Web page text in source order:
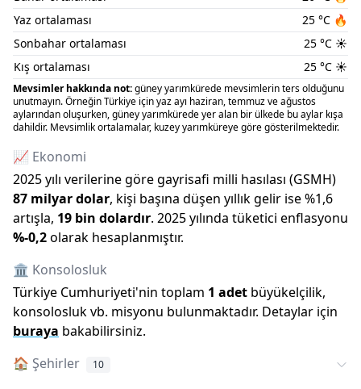
Yaz ortalaması
25 °C 🔥
Sonbahar ortalaması
25 °C ☀️
Kış ortalaması
25 °C ☀️
Mevsimler hakkında not:güney yarımkürede mevsimlerin ters olduğunu
unutmayın. Örneğin Türkiye için yaz ayı haziran, temmuz ve ağustos
aylarından oluşurken, güney yarımkürede yer alan bir ülkede bu aylar kışa
dahildir. Mevsimlik ortalamalar, kuzey yarımküreye göre gösterilmektedir.
📈 Ekonomi
2025yılı verilerine göre gayrisafi milli hasılası (GSMH)
87 milyardolar, kişi başına düşen yıllık gelir ise %1,6
artışla, 19 bin dolardır. 2025yılında tüketici enflasyonu
%-0,2olarak hesaplanmıştır.
🏛️ Konsolosluk
Türkiye Cumhuriyeti'nin toplam 1 adet büyükelçilik,
konsolosluk vb. misyonu bulunmaktadır. Detaylar için
buraya bakabilirsiniz.
🏠 Şehirler 10